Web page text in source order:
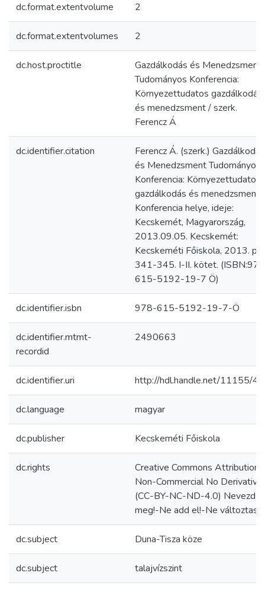
dc.format.extentvolume 2
dc.format.extentvolumes 2
dc.host.proctitle
Gazdálkodás és Menedzsment
Tudományos Konferencia:
Környezettudatos gazdálkodás
és menedzsment / szerk.
Ferencz Á
dc.identifier.citation
Ferencz Á. (szerk.) Gazdálkodás
és Menedzsment Tudományos
Konferencia: Környezettudatos
gazdálkodás és menedzsment.
Konferencia helye, ideje:
Kecskemét, Magyarország,
2013.09.05. Kecskemét:
Kecskeméti Főiskola, 2013. pp.
341-345. I-II. kötet.
615-5192-19-7 Ö)
dc.identifier.isbn 978-615-5192-19-7-Ö
dc.identifier.mtmt-
recordid
2490663
dc.identifier.uri http://hdl.handle.net/11155/
dc.language magyar
dc.publisher Kecskeméti Főiskola
dc.rights
Creative Commons Attribution
Non-Commercial No
(CC-BY-NC-ND-4.0) Nevezd
meg!-Ne add el!-Ne változtasd!
dc.subject Duna-Tisza köze
dc.subject talajvízszint